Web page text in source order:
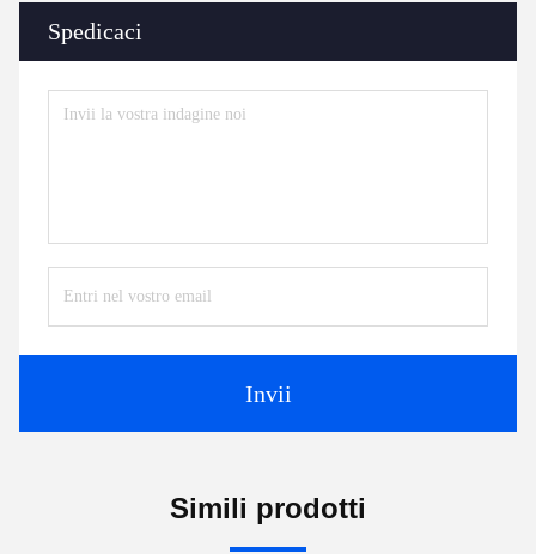
Spedicaci
Invii
Simili prodotti